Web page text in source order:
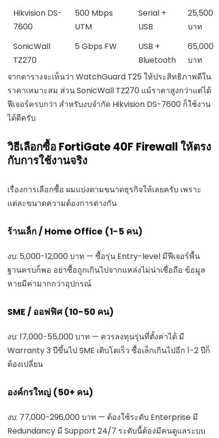
Hikvision DS-
7600
500 Mbps
UTM
Serial +
USB
25,500
บาท
SonicWall
TZ270
5 Gbps FW
USB +
Bluetooth
65,000
บาท
จากตารางจะเห็นว่า WatchGuard T25 ให้ประสิทธิภาพดีใน
ราคาเหมาะสม ส่วน SonicWall TZ270 แม้ราคาสูงกว่าแต่ได้
ฟีเจอร์ครบกว่า สำหรับงบจำกัด Hikvision DS-7600 ก็ใช้งาน
ได้ดีครับ
วิธีเลือกซื้อ FortiGate 40F Firewall ให้ตรง
กับการใช้งานจริง
เรื่องการเลือกซื้อ ผมแบ่งตามขนาดธุรกิจให้เลยครับ เพราะ
แต่ละขนาดความต้องการต่างกัน
ร้านเล็ก / Home Office (1-5 คน)
งบ: 5,000-12,000 บาท — ซื้อรุ่น Entry-level มีฟีเจอร์พื้น
ฐานครบก็พอ อย่าซื้อถูกเกินไปจากแหล่งไม่น่าเชื่อถือ ข้อมูล
หายมีค่ามากกว่าอุปกรณ์
SME / ออฟฟิศ (10-50 คน)
งบ: 17,000-55,000 บาท — ควรลงทุนรุ่นที่ตั้งค่าได้ มี
Warranty 3 ปีขึ้นไป SME เติบโตเร็ว ซื้อเล็กเกินไปอีก 1-2 ปีก็
ต้องเปลี่ยน
องค์กรใหญ่ (50+ คน)
งบ: 77,000-296,000 บาท — ต้องใช้ระดับ Enterprise มี
Redundancy มี Support 24/7 ระดับนี้ต้องมีคนดูแลระบบ